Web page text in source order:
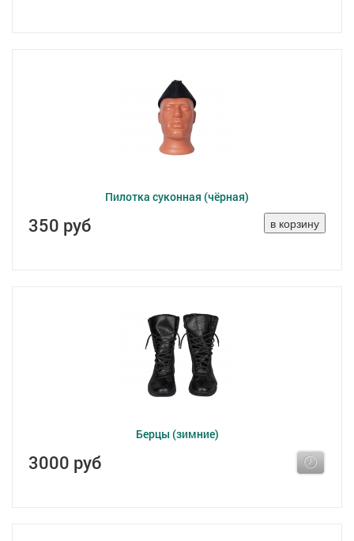
Пилотка суконная (чёрная)
350 руб
Берцы (зимние)
3000 руб